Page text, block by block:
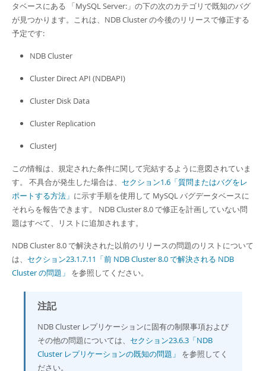
タベースにある
「MySQL Server: 」 の下の次のカテゴリで既知のバグ
が見つかります。これは、NDB Cluster の今後のリリースで修正する
予定です:
NDB Cluster
Cluster Direct API (NDBAPI)
Cluster Disk Data
Cluster Replication
ClusterJ
この情報は、規定された条件に関して完結するように意図されていま
す。 不具合が発生した場合は、 セクション1.6「質問またはバグをレ
ポートする方法」 に示す手順を使用して MySQL バグデータベースに
それらを報告できます。 NDB Cluster 8.0 で修正を計画していない問
題はすべて、リストに追加されます。
NDB Cluster 8.0 で解決された以前のリリースの問題のリストについて
は、 セクション23.1.7.11「前 NDB Cluster 8.0 で解決される NDB
Cluster の問題」
を参照してください。
注記
NDB Cluster レプリケーションに固有の制限事項および
その他の問題については、 セクション23.6.3「NDB
Cluster レプリケーションの既知の問題」
を参照してく
ださい。